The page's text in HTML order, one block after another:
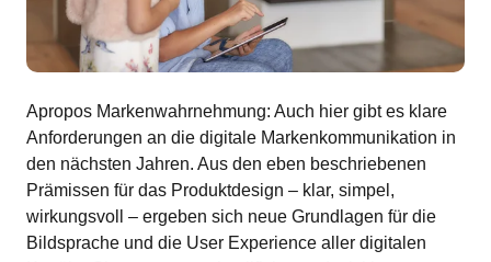
Apropos Markenwahrnehmung: Auch hier gibt es klare
Anforderungen an die digitale Markenkommunikation in
den nächsten Jahren. Aus den eben beschriebenen
Prämissen für das Produktdesign – klar, simpel,
wirkungsvoll – ergeben sich neue Grundlagen für die
Bildsprache und die User Experience aller digitalen